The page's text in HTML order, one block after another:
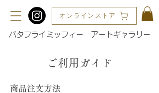
バタフライミッフィー アートギャラリー
オンラインストア
ご利用ガイド
商品注文方法